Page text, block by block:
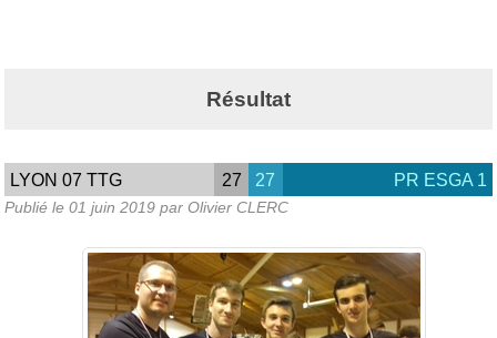
Résultat
LYON 07 TTG 27 27 PR ESGA 1
Publié le 01 juin 2019 par Olivier CLERC